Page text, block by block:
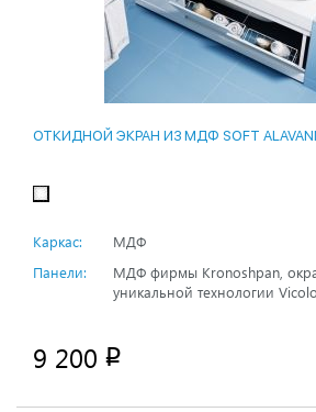
ОТКИДНОЙ ЭКРАН ИЗ МДФ SOFT
Каркас:
МДФ
Панели:
МДФ фирмы Kronoshpan,
уникальной технологии
9 200 p